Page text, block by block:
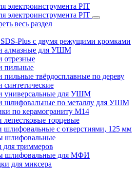
электроинструмента PIT
электроинструмента PIT
весь раздел
Plus c двумя режущими кромками
алмазные для УШМ
отрезные
пильные
пильные твёрдосплавные по дереву
синтетические
универсальные для УШМ
шлифовальные по металлу для УШМ
по керамограниту M14
лепестковые торцевые
шлифовальные с отверстиями, 125 мм
шлифовальные
для триммеров
шлифовальные для МФИ
для миксера